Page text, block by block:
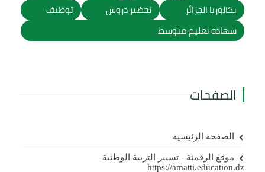
بكالوريا الجزائر
تحضير دروس
توظيف
شهادة تعليم متوسط
الصفحات
الصفحة الرئيسية
موقع الرقمنة - تسيير التربية الوطنية
https://amatti.education.dz